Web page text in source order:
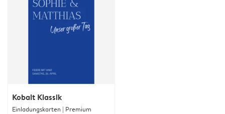
Kobalt Klassik
Einladungskarten | Premium